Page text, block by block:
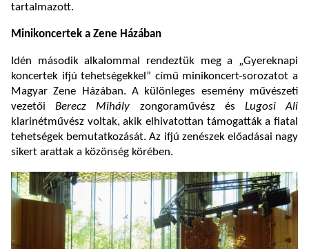
tartalmazott.
Minikoncertek a Zene Házában
Idén második alkalommal rendeztük meg a „Gyereknapi
koncertek ifjú tehetségekkel” című minikoncert-sorozatot a
Magyar Zene Házában. A különleges esemény művészeti
vezetőiBerecz Mihály zongoraművész és Lugosi Ali
klarinétművész voltak, akik elhivatottan támogatták a fiatal
tehetségek bemutatkozását. Az ifjú zenészek előadásai nagy
sikert arattak a közönség körében.